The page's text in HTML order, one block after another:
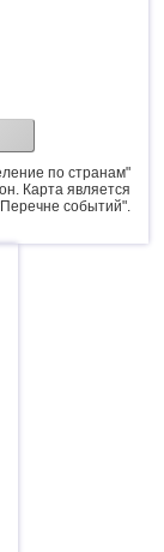
по странам"
Карта является
событий".